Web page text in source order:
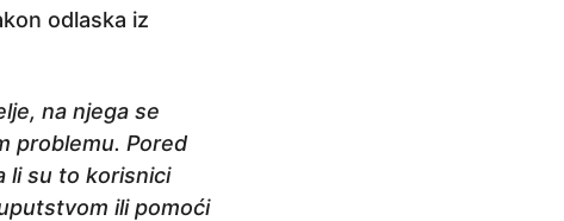
odlaska iz
na njega se
problemu. Pored
li su to korisnici
ili pomoći